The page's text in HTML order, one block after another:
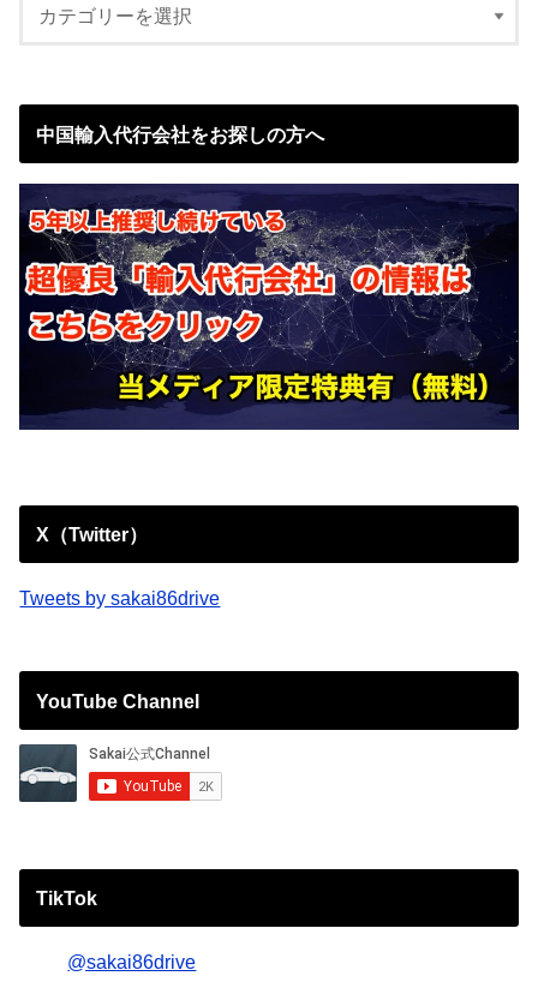
中国輸入代行会社をお探しの方へ
X（Twitter）
Tweets by sakai86drive
YouTube Channel
TikTok
@sakai86drive